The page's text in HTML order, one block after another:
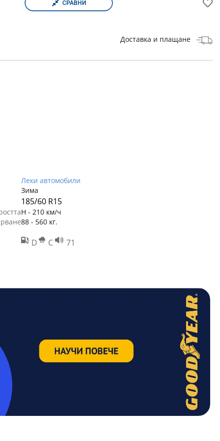
СРАВНИ
Доставка и плащане
Леки автомобили
Зима
185/60 R15
H - 210 км/ч
88 - 560 кг.
D C 71